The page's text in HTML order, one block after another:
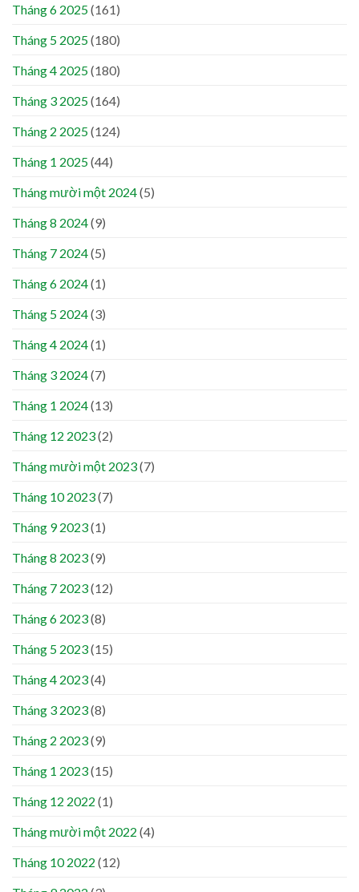
Tháng 6 2025(161)
Tháng 5 2025(180)
Tháng 4 2025(180)
Tháng 3 2025(164)
Tháng 2 2025(124)
Tháng 1 2025(44)
Tháng mười một 2024(5)
Tháng 8 2024(9)
Tháng 7 2024(5)
Tháng 6 2024(1)
Tháng 5 2024(3)
Tháng 4 2024(1)
Tháng 3 2024(7)
Tháng 1 2024(13)
Tháng 12 2023(2)
Tháng mười một 2023(7)
Tháng 10 2023(7)
Tháng 9 2023(1)
Tháng 8 2023(9)
Tháng 7 2023(12)
Tháng 6 2023(8)
Tháng 5 2023(15)
Tháng 4 2023(4)
Tháng 3 2023(8)
Tháng 2 2023(9)
Tháng 1 2023(15)
Tháng 12 2022 (1)
Tháng mười một 2022 (4)
Tháng 10 2022 (12)